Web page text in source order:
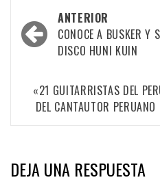
Navegación
por
entradas
ANTERIOR
CONOCE A BUSKER Y
DISCO HUNI KUIN
«21 GUITARRISTAS DEL
DEL CANTAUTOR
DEJA UNA RESPUESTA